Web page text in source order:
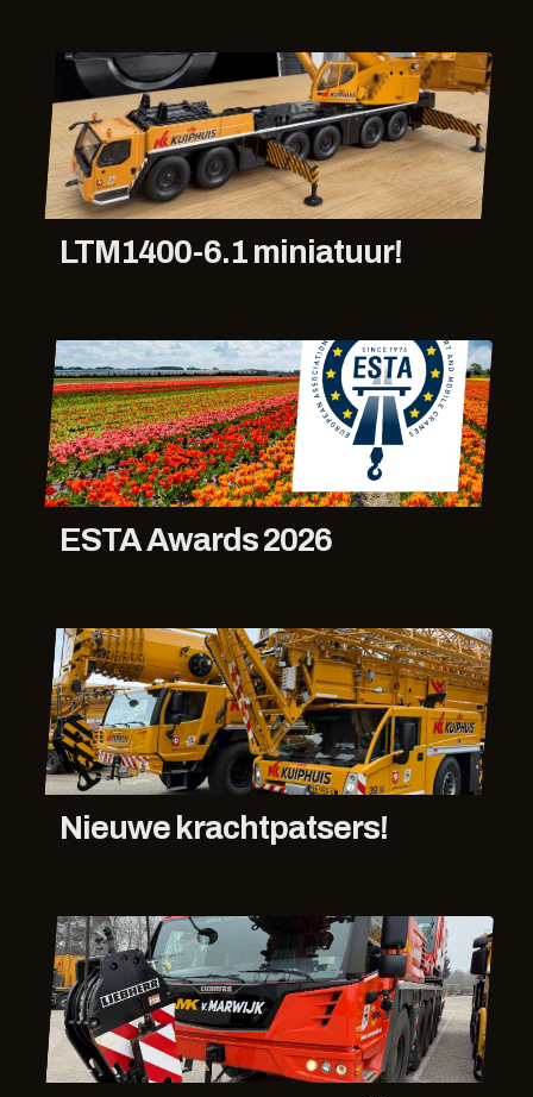
LTM1400-6.1 miniatuur!
ESTA Awards 2026
Nieuwe krachtpatsers!